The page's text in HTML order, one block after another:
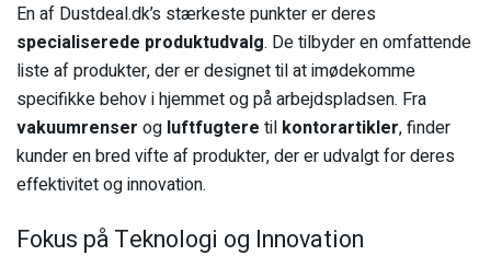
En af Dustdeal.dk’s stærkeste punkter er deres
specialiserede produktudvalg. De tilbyder en omfattende
liste af produkter, der er designet til at imødekomme
specifikke behov i hjemmet og på arbejdspladsen. Fra
vakuumrenser og luftfugtere til kontorartikler, finder
kunder en bred vifte af produkter, der er udvalgt for deres
effektivitet og innovation.
Fokus på Teknologi og Innovation